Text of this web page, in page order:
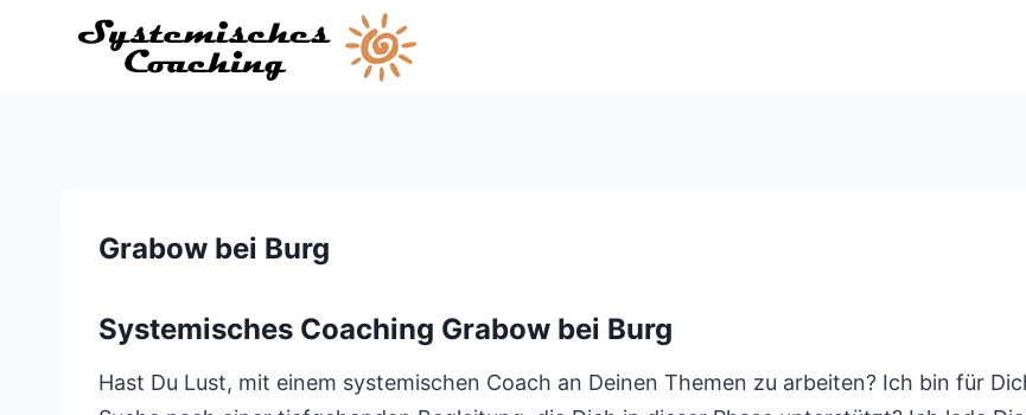
Grabow bei Burg
Systemisches Coaching Grabow bei Burg
Hast Du Lust, mit einem systemischen Coach an Deinen Themen zu arbeiten? Ich bin für